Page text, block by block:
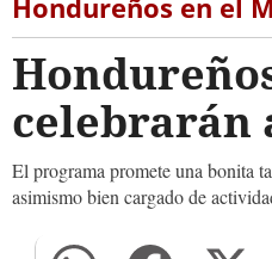
Hondureños en el
celebrarán
El programa promete una bonita
asimismo bien cargado de